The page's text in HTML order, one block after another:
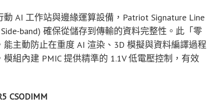
AI 工作站與邊緣運算設備，Patriot Signature Line
band) 確保從儲存到傳輸的資料完整性。此「零
能主動防止在重度 AI 渲染、3D 模擬與資料編譯過程
組內建 PMIC 提供精準的 1.1V 低電壓控制，有效
CSODIMM